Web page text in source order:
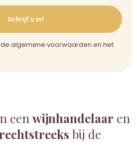
een wijnhandelaar en
bij de
Schrijf u in!
algemene voorwaarden en het